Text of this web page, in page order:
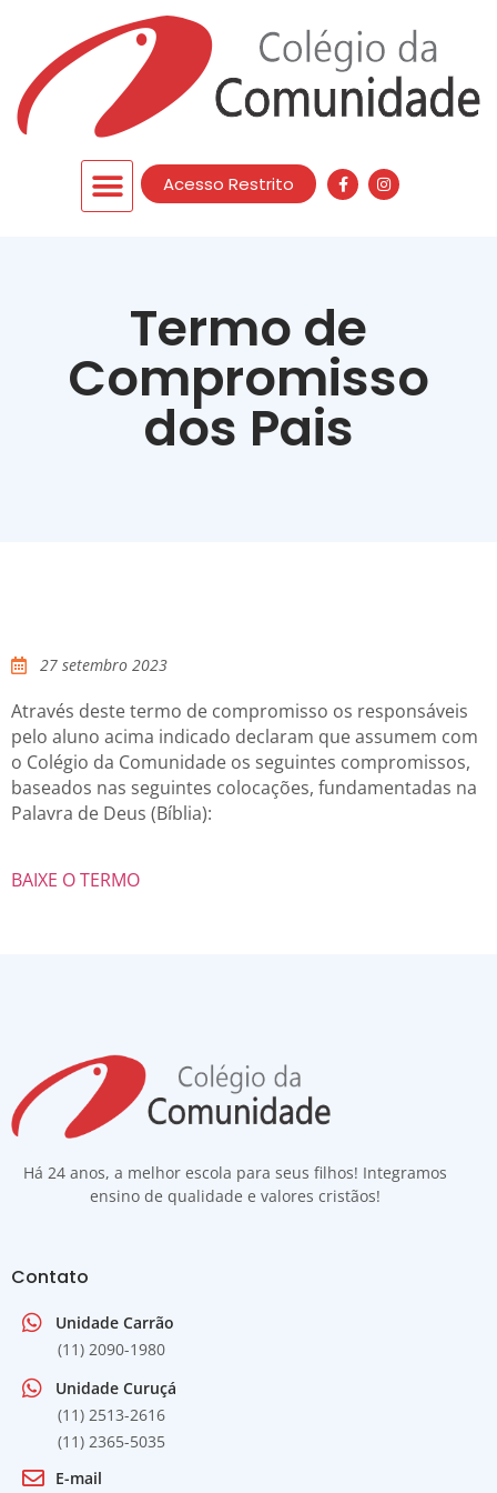
Acesso Restrito
Termo de
Compromisso
dos Pais
27 setembro 2023
Através deste termo de compromisso os responsáveis
pelo aluno acima indicado declaram que assumem com
o Colégio da Comunidade os seguintes compromissos,
baseados nas seguintes colocações, fundamentadas na
Palavra de Deus (Bíblia):
BAIXE O TERMO
Há 24 anos, a melhor escola para seus filhos! Integramos
ensino de qualidade e valores cristãos!
Contato
Unidade Carrão
(11) 2090-1980
Unidade Curuçá
(11) 2513-2616
(11) 2365-5035
E-mail